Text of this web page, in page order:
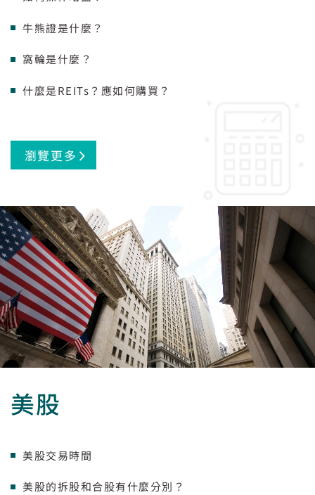
牛熊證是什麼？
窩輪是什麼？
什麼是REITs？應如何購買？
瀏覽更多
美股
美股交易時間
美股的拆股和合股有什麼分別？